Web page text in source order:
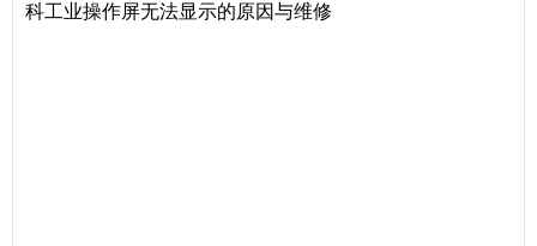
科工业操作屏无法显示的原因与维修